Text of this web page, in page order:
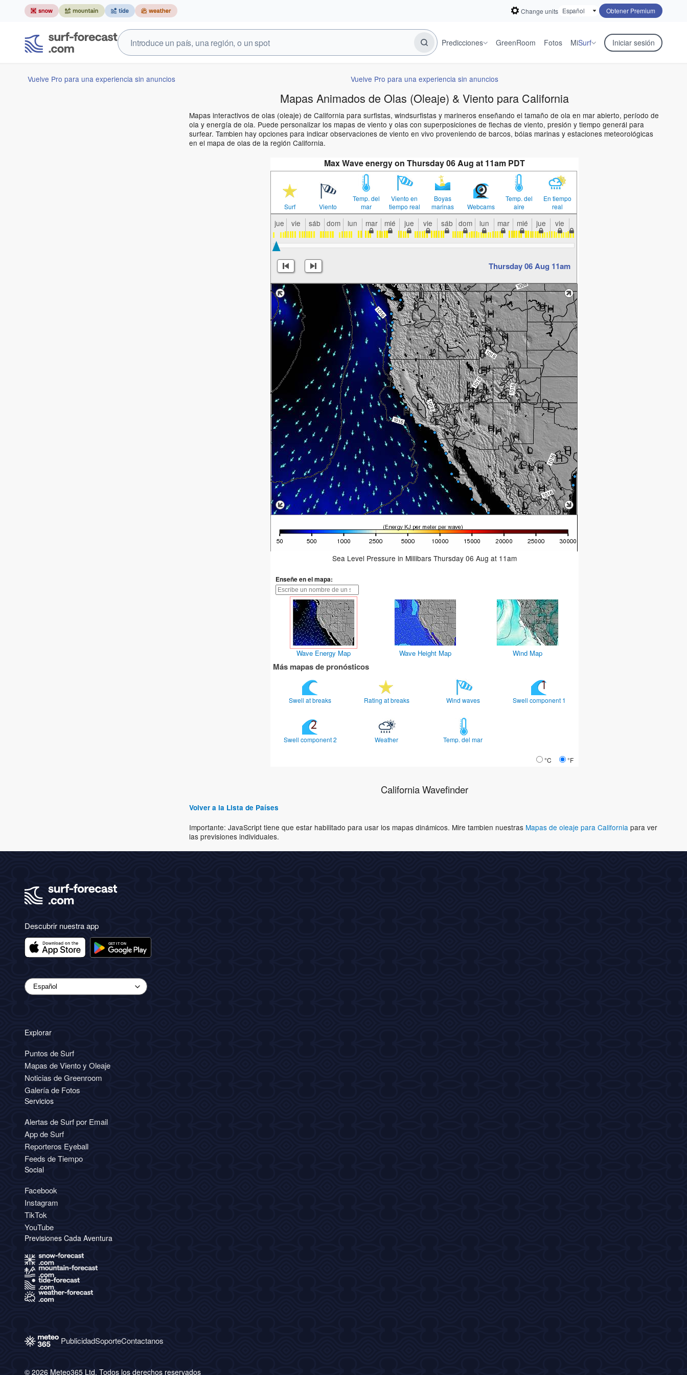
Change units Obtener Premium
Predicciones GreenRoom Fotos MiSurf Iniciar sesión
Vuelve Pro para una experiencia sin anuncios Vuelve Pro para una experiencia sin anuncios
Mapas Animados de Olas (Oleaje) & Viento para California
Mapas interactivos de olas (oleaje) de California para surfistas, windsurfistas y marineros enseñando el tamaño de ola en mar abierto, período de
ola y energía de ola. Puede personalizar los mapas de viento y olas con superposiciones de flechas de viento, presión y tiempo generál para
surfear. Tambien hay opciones para indicar observaciones de viento en vivo proveniendo de barcos, bóias marinas y estaciones meteorológicas
en el mapa de olas de la región California.
Max Wave energy on Thursday 06 Aug at 11am PDT
Surf Viento
Temp. del
mar
Viento en
tiempo real
Boyas
marinas
Webcams
Temp. del
aire
En tiempo
real
jue vie sáb dom lun mar mié jue vie sáb dom lun mar mié jue vie
Thursday 06 Aug 11am
Sea Level Pressure in Millibars Thursday 06 Aug at 11am
Enseñe en el mapa:
Wave Energy Map Wave Height Map Wind Map
Más mapas de pronósticos
Swell at breaks Rating at breaks Wind waves Swell component 1
Swell component 2 Weather Temp. del mar
°C °F
California Wavefinder
Volver a la Lista de Países
Importante: JavaScript tiene que estar habilitado para usar los mapas dinámicos. Mire tambien nuestras Mapas de oleaje para California para ver
las previsiones individuales.
Descubrir nuestra app
Explorar
Puntos de Surf
Mapas de Viento y Oleaje
Noticias de Greenroom
Galería de Fotos
Servicios
Alertas de Surf por Email
App de Surf
Reporteros Eyeball
Feeds de Tiempo
Social
Facebook
Instagram
TikTok
YouTube
Previsiones Cada Aventura
PublicidadSoporteContactanos
© 2026 Meteo365 Ltd. Todos los derechos reservados